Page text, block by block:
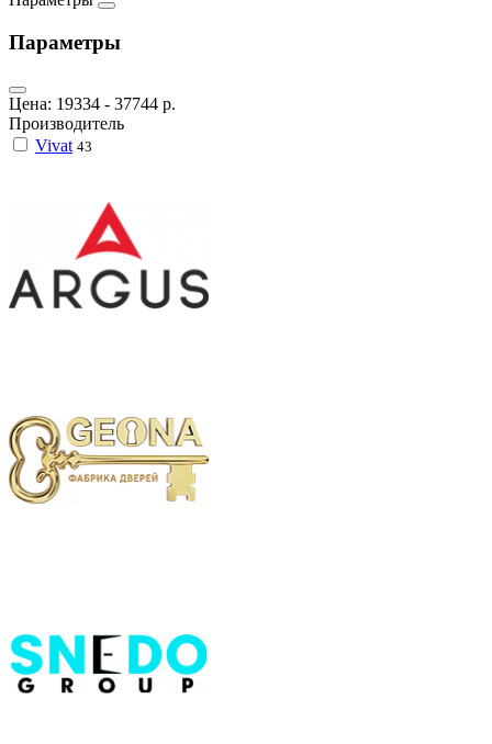
Параметры
Цена: 19334 - 37744 р.
Производитель
Vivat 43